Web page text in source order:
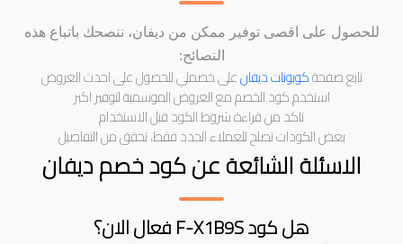
للحصول على اقصى توفير ممكن من ديفان، ننصحك باتباع هذه
النصائح:
تابع صفحةكوبونات ديفانعلى خصملي للحصول على احدث العروض
استخدم كود الخصم مع العروض الموسمية لتوفير اكبر
تاكد من قراءة شروط الكود قبل الاستخدام
بعض الكودات تصلح للعملاء الجدد فقط، تحقق من التفاصيل
الاسئلة الشائعة عن كود خصم ديفان
هل كود F-X1B9S فعال الان؟